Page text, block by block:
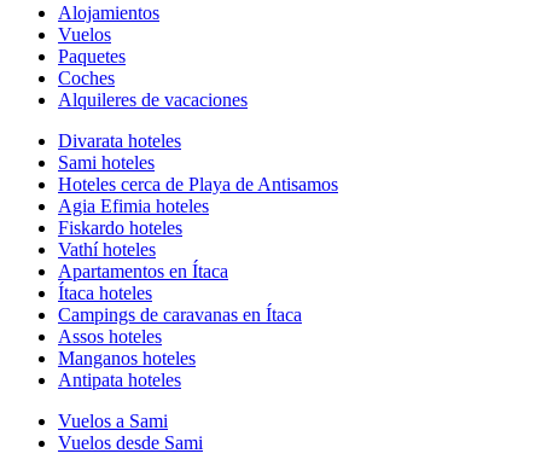
Alojamientos
Vuelos
Paquetes
Coches
Alquileres de vacaciones
Divarata hoteles
Sami hoteles
Hoteles cerca de Playa de Antisamos
Agia Efimia hoteles
Fiskardo hoteles
Vathí hoteles
Apartamentos en Ítaca
Ítaca hoteles
Campings de caravanas en Ítaca
Assos hoteles
Manganos hoteles
Antipata hoteles
Vuelos a Sami
Vuelos desde Sami